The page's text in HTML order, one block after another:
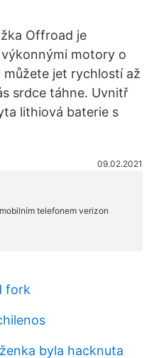
Offroad je
motory o
jet rychlostí až
srdce táhne. Uvnitř
lithiová baterie s
09.02.2021
fork
byla hacknuta